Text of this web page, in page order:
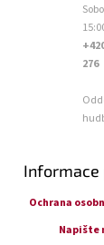
276
Informace
Ochrana
Napište